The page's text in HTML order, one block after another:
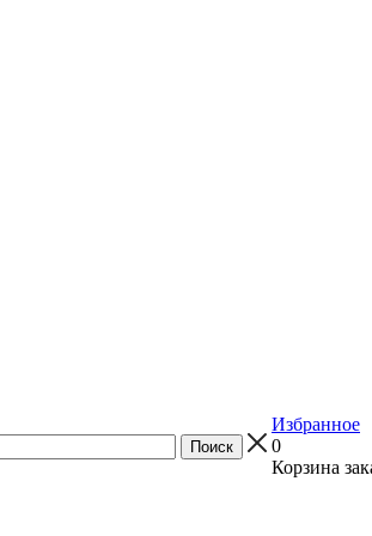
Избранное
0
Корзина